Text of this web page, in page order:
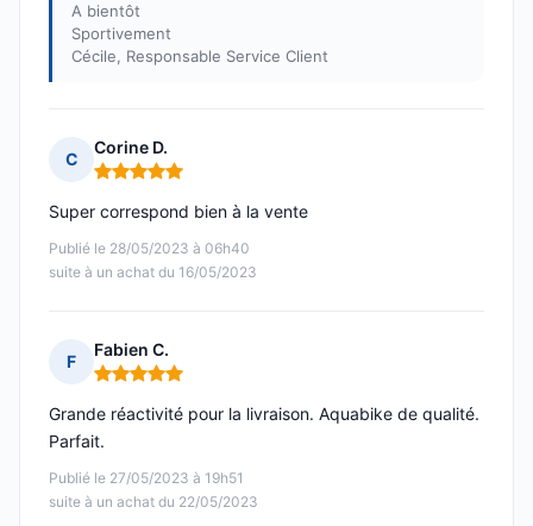
A bientôt
Sportivement
Cécile, Responsable Service Client
C
Corine D.
Note : 5 sur 5
Publié le 28/05/2023 à 06h40
suite à un achat du 16/05/2023
Super correspond bien à la vente
F
Fabien C.
Note : 5 sur 5
Publié le 27/05/2023 à 19h51
suite à un achat du 22/05/2023
Grande réactivité pour la livraison. Aquabike de qualité.
Parfait.